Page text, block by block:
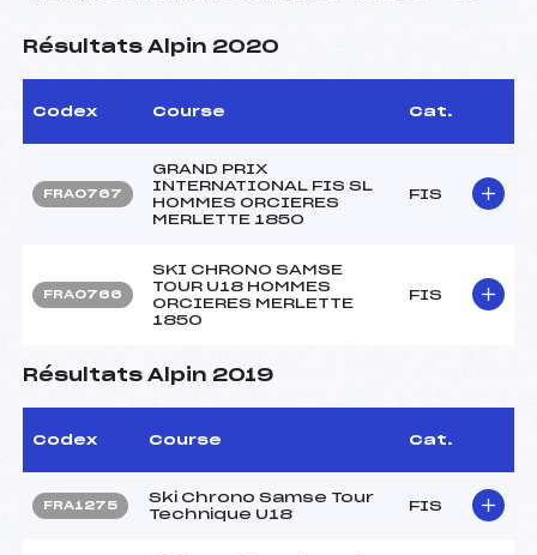
Résultats Alpin 2020
Codex Course Cat.
FRA0767
GRAND PRIX
INTERNATIONAL FIS SL
HOMMES ORCIERES
MERLETTE 1850
FIS
FRA0766
SKI CHRONO SAMSE
TOUR U18 HOMMES
ORCIERES MERLETTE
1850
FIS
Résultats Alpin 2019
Codex Course Cat.
FRA1275
Ski Chrono Samse Tour
Technique U18
FIS